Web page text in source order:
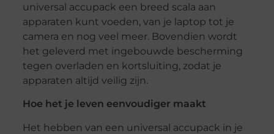
universal accupack een breed scala aan
apparaten kunt voeden, van je laptop tot je
camera en nog veel meer. Bovendien wordt
het geleverd met ingebouwde bescherming
tegen overladen en kortsluiting, zodat je
apparaten altijd veilig zijn.
Hoe het je leven eenvoudiger maakt
Het hebben van een universal accupack in je